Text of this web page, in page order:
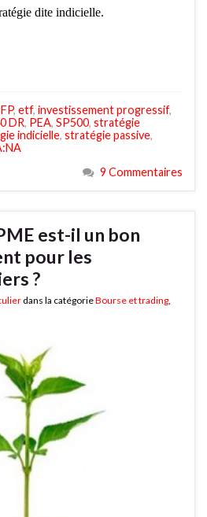
dite indicielle.
, etf, investissement progressif,
DR, PEA, SP500, stratégie
indicielle, stratégie passive,
9 Commentaires
est-il un bon
pour les
?
dans la catégorieBourse et trading